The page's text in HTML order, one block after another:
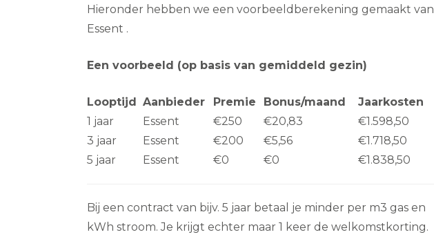
Hieronder hebben we een voorbeeldberekening gemaakt van
Essent .
Een voorbeeld (op basis van gemiddeld gezin)
Looptijd Aanbieder Premie Bonus/maand
Jaarkosten
1 jaar
Essent €250 €20,83
€1.598,50
3 jaar
Essent €200 €5,56
€1.718,50
5 jaar
Essent €0 €0 €1.838,50
Bij een contract van bijv. 5 jaar betaal je minder per m3 gas en
kWh stroom. Je krijgt echter maar 1 keer de welkomstkorting.